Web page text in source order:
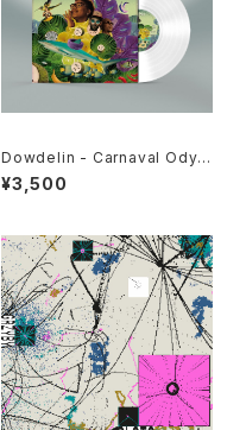
Dowdelin - Carnaval Odys
sey "LP"
¥3,500